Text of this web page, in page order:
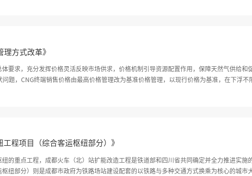
理方式改革》
要求，充分发挥价格灵活反映市场供求，价格机制引导资源配置作用，保障天然气供给和
题，CNG终端销售价格由最高价格管理改为基准价格管理，以现行价格为基准，在下浮
工程项目（综合客运枢纽部分）》
的重点工程，成都火车（北）站扩能改造工程是铁道部和四川省共同确定并全力推进实施
纽部分）则是成都市政府为铁路场站建设配套的以铁路与多种交通方式换乘为核心的城市